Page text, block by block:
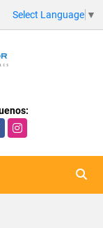
Select Language ▼
Instagram